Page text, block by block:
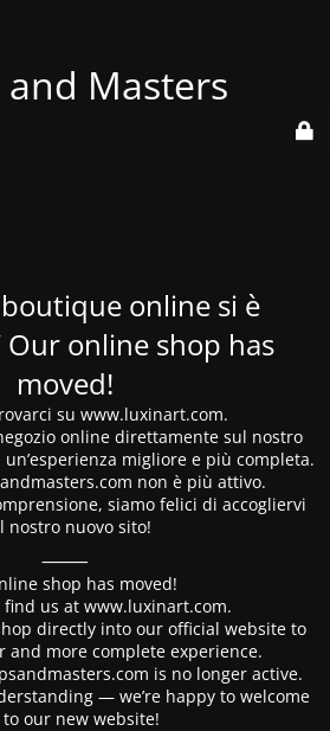
and Masters
online si è
online shop has
moved!
su www.luxinart.com.
online direttamente sul nostro
migliore e più completa.
non è più attivo.
siamo felici di accogliervi
nostro nuovo sito!
⸻
shop has moved!
find us at www.luxinart.com.
directly into our official website to
and more complete experience.
is no longer active.
— we’re happy to welcome
to our new website!